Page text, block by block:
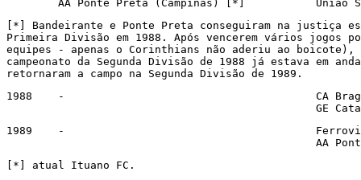
AA Ponte
[*] Bandeirante e Ponte Preta conseguiram na justiça
Primeira Divisão em 1988. Após vencerem vários jogos
equipes - apenas o Corinthians não aderiu ao
campeonato da Segunda Divisão de 1988 já estava em
retornaram a campo na Segunda Divisão de 1989.
1988	-					CA Bragantino (Bragança Paulista)
GE
1989	-					Ferroviário A Ituano (Itu) [*]
[*] atual Ituano FC.